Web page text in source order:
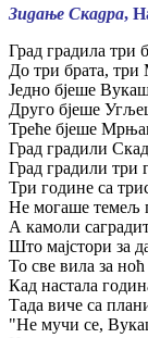
Зидање Скадра,
Град градила три
До три брата,
Једно бјеше
Друго бјеше
Треће бјеше
Град градили
Град градили три
Три године са
Не могаше темељ
А камоли
Што мајстори за
То све вила за ноћ
Кад настала
Тада виче са
"Не мучи се,